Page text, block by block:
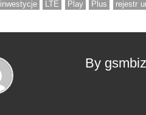
inwestycje LTE Play Plus rejestr
By gsmbiz